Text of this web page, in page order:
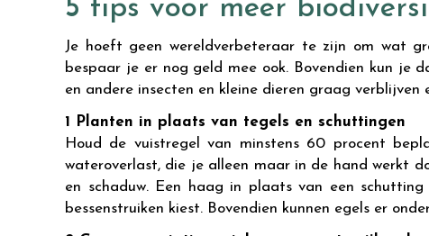
5 tips voor meer
Je hoeft geen wereldverbeteraar te zijn om wat
bespaar je er nog geld mee ook. Bovendien kun je
en andere insecten en kleine dieren graag verblijven
1 Planten in plaats van tegels en schuttingen
Houd de vuistregel van minstens 60 procent
wateroverlast, die je alleen maar in de hand werkt
en schaduw. Een haag in plaats van een
bessenstruiken kiest. Bovendien kunnen egels er